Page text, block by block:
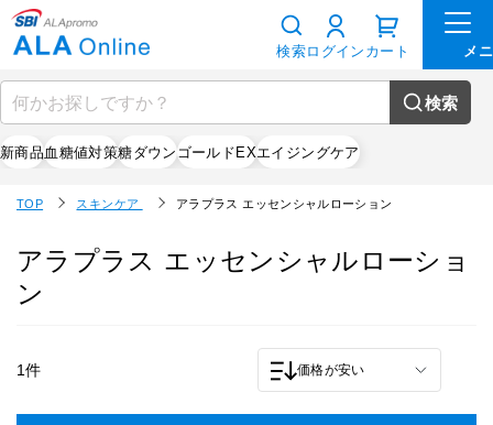
検索
新商品血糖値対策糖ダウンゴールドEXエイジングケア
検索ログイン カート
TOP スキンケア アラプラス エッセンシャルローション
アラプラス エッセンシャルローショ
ン
1件 価格が安い